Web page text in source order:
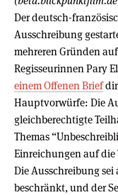
Der deutsch-
Ausschreibung
mehreren Gründen
Regisseurinnen Pary
einem Offenen Brief
Hauptvorwürfe: Die
gleichberechtigte
Themas
Einreichungen auf
Die Ausschreibung
beschränkt, und der